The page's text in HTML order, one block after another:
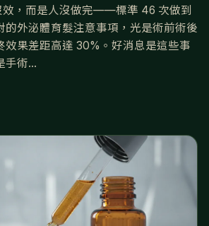
效，而是人沒做完——標準 46 次做到
的外泌體育髮注意事項，光是術前術後
效果差距高達 30%。好消息是這些事
手術...